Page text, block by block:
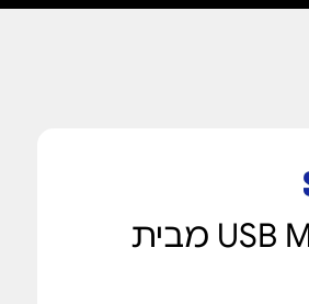
מטען 15W עם כבל USB Micro מבית